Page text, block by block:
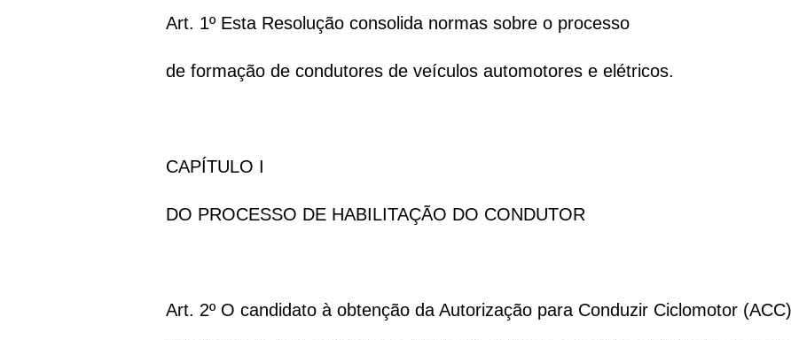
Art. 1º Esta Resolução consolida normas sobre o processo
de formação de condutores de veículos automotores e elétricos.
CAPÍTULO I
DO PROCESSO DE HABILITAÇÃO DO CONDUTOR
Art. 2º O candidato à obtenção da Autorização para Conduzir Ciclomotor